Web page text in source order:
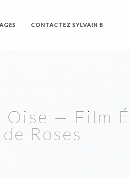
CONTACTEZ SYLVAIN B
Oise — Film
Roses